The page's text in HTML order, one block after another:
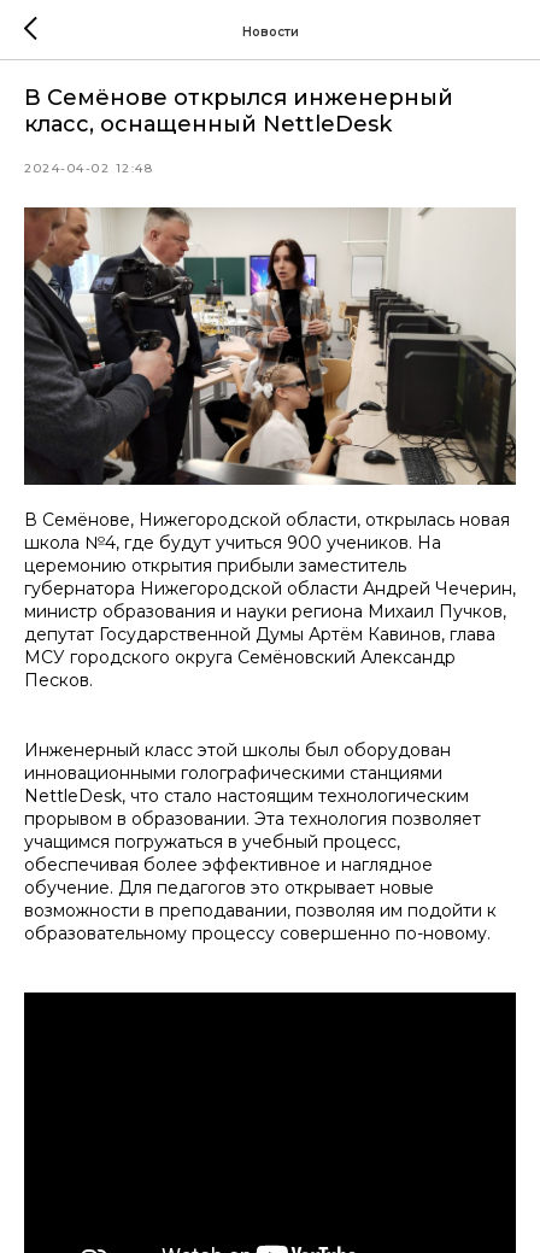
Новости
В Семёнове открылся инженерный
класс, оснащенный NettleDesk
2024-04-02 12:48
В Семёнове, Нижегородской области, открылась новая
школа №4, где будут учиться 900 учеников. На
церемонию открытия прибыли заместитель
губернатора Нижегородской области Андрей Чечерин,
министр образования и науки региона Михаил Пучков,
депутат Государственной Думы Артём Кавинов, глава
МСУ городского округа Семёновский Александр
Песков.
Инженерный класс этой школы был оборудован
инновационными голографическими станциями
NettleDesk, что стало настоящим технологическим
прорывом в образовании. Эта технология позволяет
учащимся погружаться в учебный процесс,
обеспечивая более эффективное и наглядное
обучение. Для педагогов это открывает новые
возможности в преподавании, позволяя им подойти к
образовательному процессу совершенно по-новому.